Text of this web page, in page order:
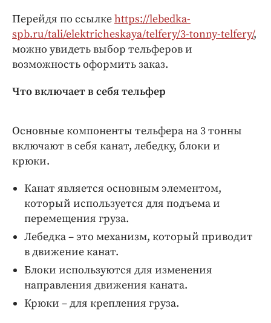
Издания
Медиаперсона
Интересное чтиво
Бренд года
Перейдя по ссылкеhttps://lebedka-
spb.ru/tali/elektricheskaya/telfery/3-tonny-telfery/,
можно увидеть выбор тельферов и
возможность оформить заказ.
Что включает в себя тельфер
Основные компоненты тельфера на 3 тонны
включают в себя канат, лебедку, блоки и
крюки.
Канат является основным элементом,
который используется для подъема и
перемещения груза.
Лебедка – это механизм, который приводит
в движение канат.
Блоки используются для изменения
направления движения каната.
Крюки – для крепления груза.